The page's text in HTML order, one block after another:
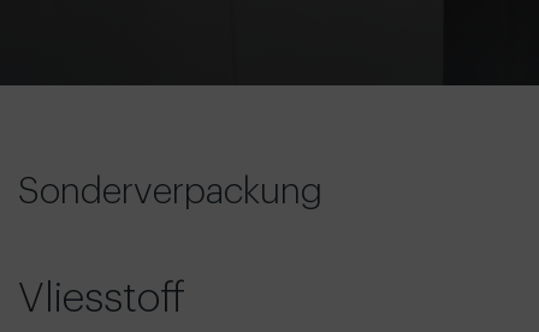
Sonderverpackung
Vliesstoff